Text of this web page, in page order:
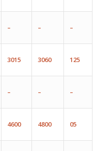
– – –
3015 3060 125
– – –
4600 4800 05